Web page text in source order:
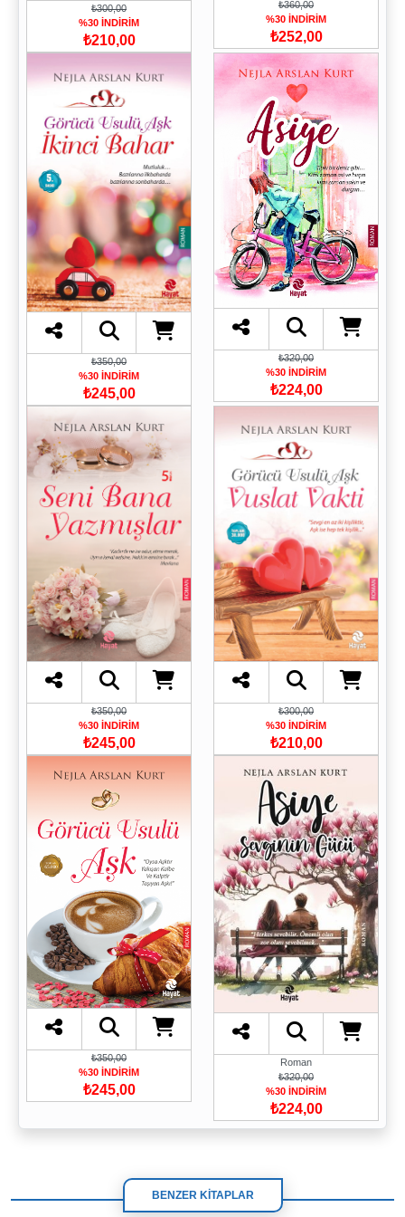
₺300,00
%30 İNDİRİM
₺210,00
₺360,00
%30 İNDİRİM
₺252,00
₺350,00
%30 İNDİRİM
₺245,00
₺320,00
%30 İNDİRİM
₺224,00
₺350,00
%30 İNDİRİM
₺245,00
₺300,00
%30 İNDİRİM
₺210,00
₺350,00
%30 İNDİRİM
₺245,00
Roman
₺320,00
%30 İNDİRİM
₺224,00
BENZER KİTAPLAR